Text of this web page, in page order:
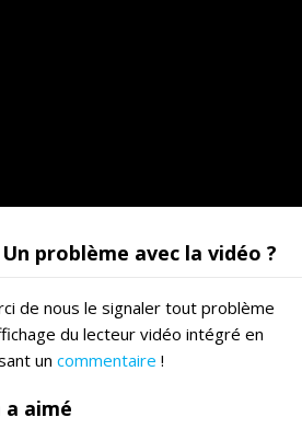
Un problème avec la vidéo ?
de nous le signaler tout problème
du lecteur vidéo intégré en
un commentaire !
a aimé